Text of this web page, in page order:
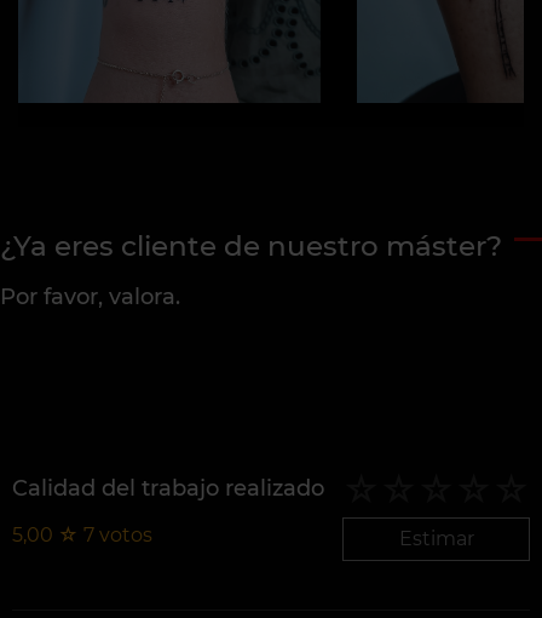
¿Ya eres cliente de nuestro máster?
Por favor, valora.
Calidad del trabajo realizado
5,00 ☆ 7 votos Estimar